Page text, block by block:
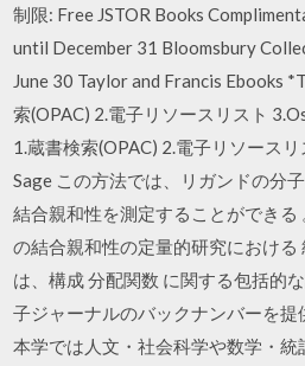
制限: Free JSTOR Books
until December 31 Bloomsbury
June 30 Taylor and Francis Ebooks
索(OPAC) 2.電子リソースリスト
1.蔵書検索(OPAC) 2.電子リソース
Sage この方法では、リガンドの分
結合親和性を測定することができる
の結合親和性の定量的研究における
は、構成 分配関数 に関する包括的
子ジャーナルのバックナンバーを提
本学では人文・社会科学や数学・